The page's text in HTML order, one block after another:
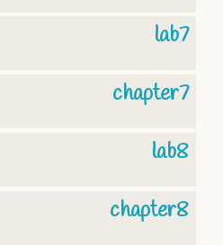
lab7
chapter7
lab8
chapter8